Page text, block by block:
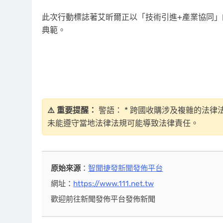
此次行動標誌著艾昕爾正以「技術引進+產業協同
典範。
⚠️ 重要提醒： 警語： * 跨國收購涉及複雜的法律
未能遵守當地法律法規可能導致法律責任。
原始來源 ：智聞捷發新聞發佈平台
網址： https://www.111.net.tw
歡迎前往新聞發佈平台發佈新聞